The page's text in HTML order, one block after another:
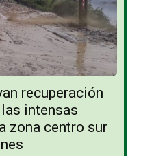
recuperación
intensas
zona centro sur